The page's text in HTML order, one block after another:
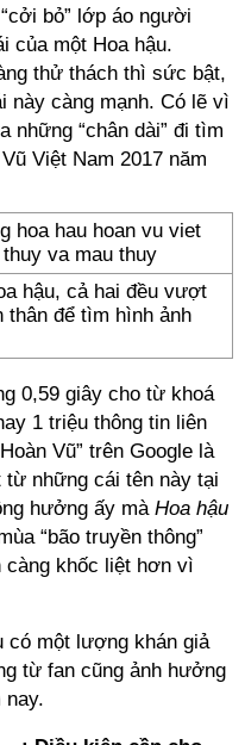
bỏ” lớp áo người
của một Hoa hậu.
thử thách thì sức bật,
này càng mạnh. Có lẽ vì
những “chân dài” đi tìm
Việt Nam 2017 năm
hậu, cả hai đều vượt
thân để tìm hình ảnh
0,59 giây cho từ khoá
1 triệu thông tin liên
Vũ” trên Google là
những cái tên này tại
hưởng ấy mà Hoa hậu
“bão truyền thông”
càng khốc liệt hơn vì
có một lượng khán giả
từ fan cũng ảnh hưởng
nay.